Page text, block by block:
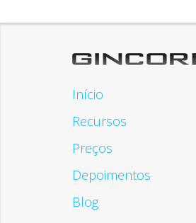
Início
Recursos
Preços
Depoimentos
Blog